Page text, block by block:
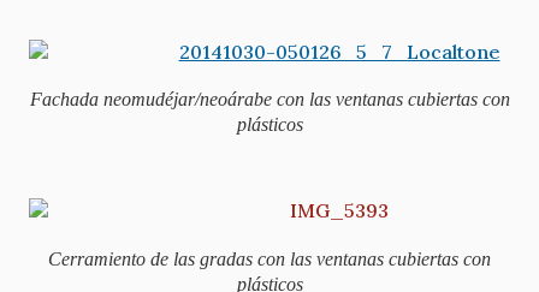
Fachada neomudéjar/neoárabe con las ventanas cubiertas con
plásticos
Cerramiento de las gradas con las ventanas cubiertas con
plásticos